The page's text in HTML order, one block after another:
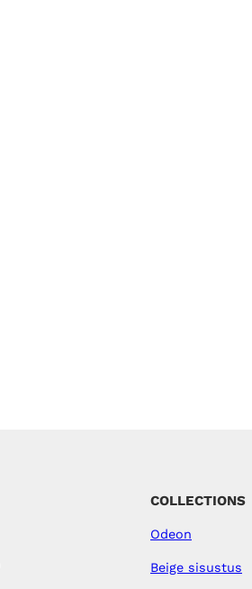
COLLECTIONS
Odeon
Beige sisustus